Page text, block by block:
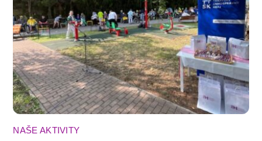
NAŠE AKTIVITY